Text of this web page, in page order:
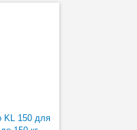
KL 150 для